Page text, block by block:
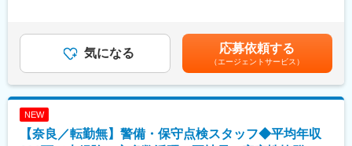
・システム企画
・調査、開発、インフラ
（システム運用・保守、サーバ構築ネットワーク機器設定）
・サポート(社内PC管理、ユーザヘルプデスク）をお任せしま
す。
開発・保守を対応いただきます。
補足：・経験／能力に応じて決定します。■賞与：・年2回支給予
定（6月・12月）・決算賞与として、特別賞与（7月）別途支給
（会社の業績によって支給有無が異なります）■昇給：有（年2
回）賃金はあくまでも目安の金額であり、選考を通じて上下する
可能性があります。月給(月額)は固定手当を含めた表記です。
気になる 応募依頼する
（エージェントサービス）
NEW
【奈良／転勤無】警備・保守点検スタッフ◆平均年収